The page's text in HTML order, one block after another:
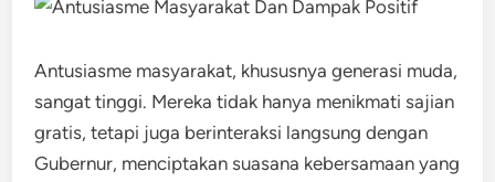
Antusiasme masyarakat, khususnya generasi muda,
sangat tinggi. Mereka tidak hanya menikmati sajian
gratis, tetapi juga berinteraksi langsung dengan
Gubernur, menciptakan suasana kebersamaan yang